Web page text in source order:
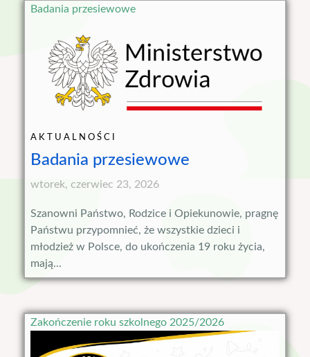
AKTUALNOŚCI
Badania przesiewowe
wtorek, czerwiec 23, 2026
Szanowni Państwo, Rodzice i Opiekunowie, pragnę
Państwu przypomnieć, że wszystkie dzieci i
młodzież w Polsce, do ukończenia 19 roku życia,
mają...
Badania przesiewowe
Zakończenie roku szkolnego 2025/2026